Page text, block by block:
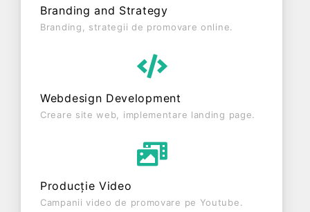
Branding and Strategy
Branding, strategii de promovare online.
Webdesign Development
Creare site web, implementare landing page.
Producție Video
Campanii video de promovare pe Youtube.